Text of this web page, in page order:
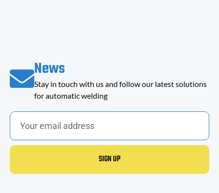
News
Stay in touch with us and follow our latest solutions
for automatic welding
SIGN UP